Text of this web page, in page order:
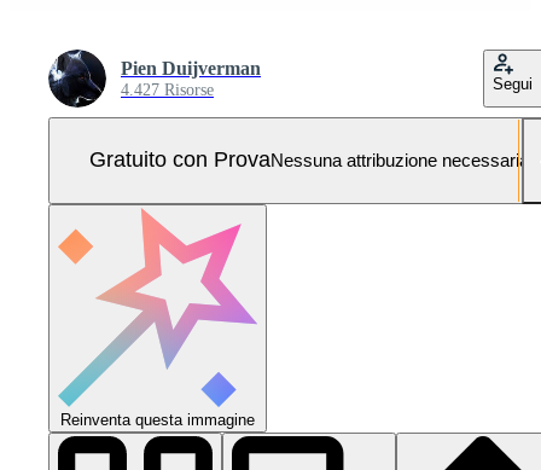
Pien Duijverman
4.427 Risorse Segui
Gratuito con ProvaNessuna attribuzione necessaria
Reinventa questa immagine